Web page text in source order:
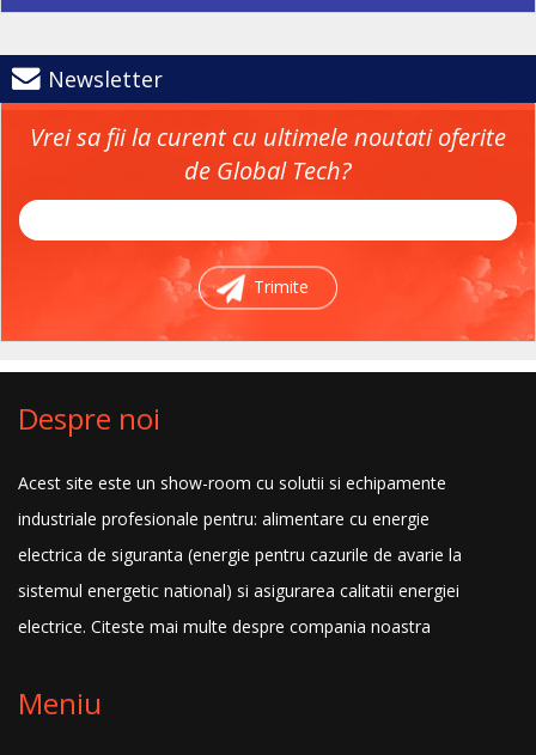
Newsletter
Vrei sa fii la curent cu ultimele noutati oferite
de Global Tech?
Trimite
Despre noi
Acest site este un show-room cu solutii si echipamente
industriale profesionale pentru: alimentare cu energie
electrica de siguranta (energie pentru cazurile de avarie la
sistemul energetic national) si asigurarea calitatii energiei
electrice. Citeste mai multe despre compania noastra
Meniu